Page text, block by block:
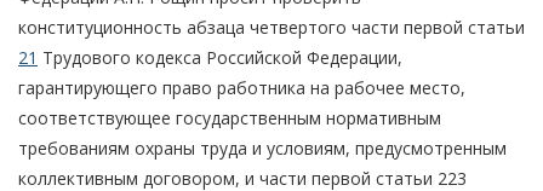
конституционность абзаца четвертого части первой статьи
21 Трудового кодекса Российской Федерации,
гарантирующего право работника на рабочее место,
соответствующее государственным нормативным
требованиям охраны труда и условиям, предусмотренным
коллективным договором, и части первой статьи 223